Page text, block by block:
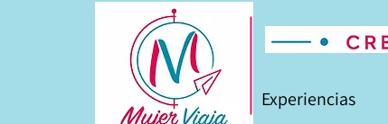
Experiencias